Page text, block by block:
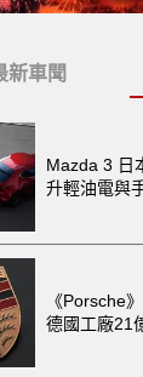
新車聞
Mazda 3 日
升輕油電與
《Porsche
德國工廠21